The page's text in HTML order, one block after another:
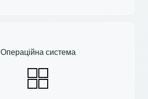
Операційна система